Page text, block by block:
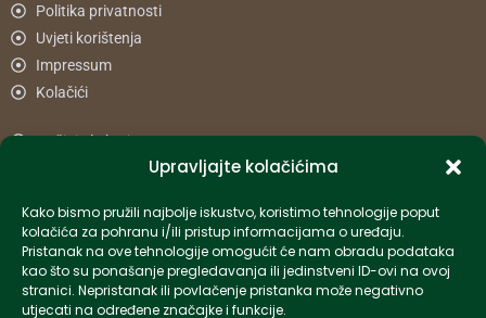
Upravljajte kolačićima
Kako bismo pružili najbolje iskustvo, koristimo tehnologije poput
kolačića za pohranu i/ili pristup informacijama o uređaju.
Pristanak na ove tehnologije omogućit će nam obradu podataka
kao što su ponašanje pregledavanja ili jedinstveni ID-ovi na ovoj
stranici. Nepristanak ili povlačenje pristanka može negativno
utjecati na određene značajke i funkcije.
Politika privatnosti
Uvjeti korištenja
Impressum
Kolačići
Načini plaćanja
Informacije
info-hr@kettner.com